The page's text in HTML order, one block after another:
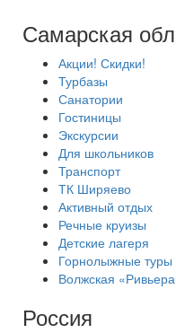
Самарская
Акции! Скидки!
Турбазы
Санатории
Гостиницы
Экскурсии
Для школьников
Транспорт
ТК Ширяево
Активный отдых
Речные круизы
Детские лагеря
Горнолыжные туры
Волжская
Россия